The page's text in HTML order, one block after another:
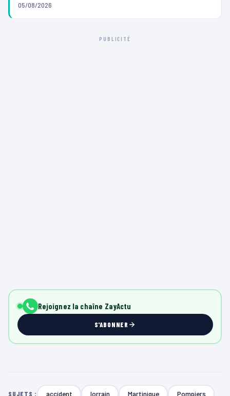
05/08/2026
PUBLICITÉ
Rejoignez la chaîne ZayActu
S'ABONNER
SUJETS : accident lorrain Martinique Pompiers